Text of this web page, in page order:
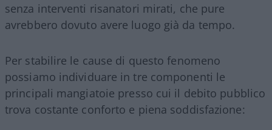
senza interventi risanatori mirati, che pure
avrebbero dovuto avere luogo già da tempo.
Per stabilire le cause di questo fenomeno
possiamo individuare in tre componenti le
principali mangiatoie presso cui il debito pubblico
trova costante conforto e piena soddisfazione: